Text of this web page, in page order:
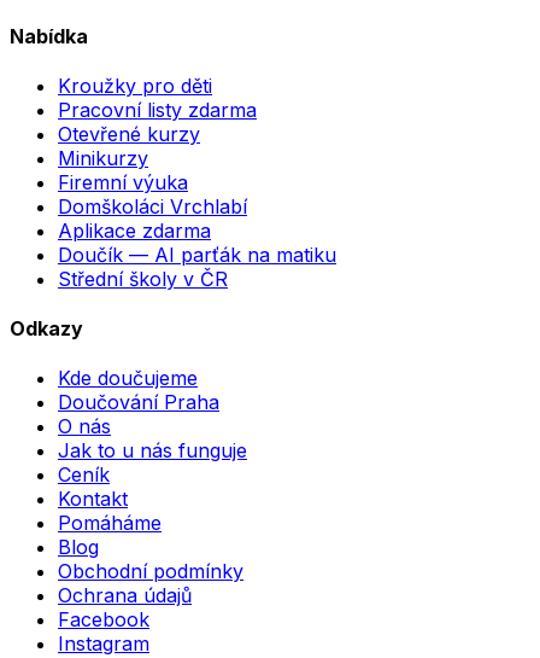
Nabídka
Kroužky pro děti
Pracovní listy zdarma
Otevřené kurzy
Minikurzy
Firemní výuka
Domškoláci Vrchlabí
Aplikace zdarma
Doučík — AI parťák na matiku
Střední školy v ČR
Odkazy
Kde doučujeme
Doučování Praha
O nás
Jak to u nás funguje
Ceník
Kontakt
Pomáháme
Blog
Obchodní podmínky
Ochrana údajů
Facebook
Instagram